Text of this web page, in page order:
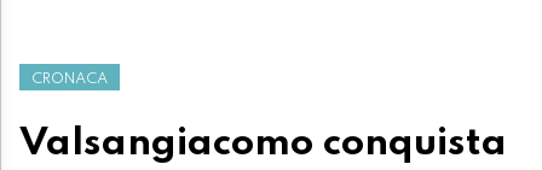
CRONACA
Valsangiacomo conquista